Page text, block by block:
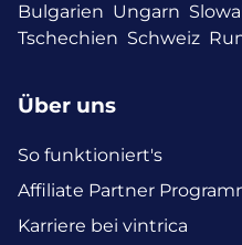
Bulgarien Ungarn
Tschechien Schweiz
Über uns
So funktioniert's
Affiliate Partner
Karriere bei vintrica